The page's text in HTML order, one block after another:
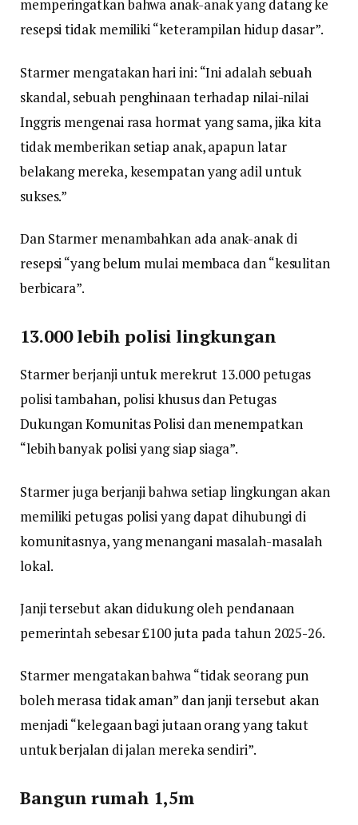
memperingatkan bahwa anak-anak yang datang ke
resepsi tidak memiliki “keterampilan hidup dasar”.
Starmer mengatakan hari ini: “Ini adalah sebuah
skandal, sebuah penghinaan terhadap nilai-nilai
Inggris mengenai rasa hormat yang sama, jika kita
tidak memberikan setiap anak, apapun latar
belakang mereka, kesempatan yang adil untuk
sukses.”
Dan Starmer menambahkan ada anak-anak di
resepsi “yang belum mulai membaca dan “kesulitan
berbicara”.
13.000 lebih polisi lingkungan
Starmer berjanji untuk merekrut 13.000 petugas
polisi tambahan, polisi khusus dan Petugas
Dukungan Komunitas Polisi dan menempatkan
“lebih banyak polisi yang siap siaga”.
Starmer juga berjanji bahwa setiap lingkungan akan
memiliki petugas polisi yang dapat dihubungi di
komunitasnya, yang menangani masalah-masalah
lokal.
Janji tersebut akan didukung oleh pendanaan
pemerintah sebesar £100 juta pada tahun 2025-26.
Starmer mengatakan bahwa “tidak seorang pun
boleh merasa tidak aman” dan janji tersebut akan
menjadi “kelegaan bagi jutaan orang yang takut
untuk berjalan di jalan mereka sendiri”.
Bangun rumah 1,5m